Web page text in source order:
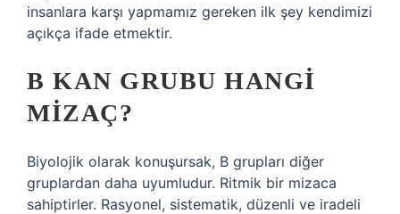
insanlara karşı yapmamız gereken ilk şey kendimizi
açıkça ifade etmektir.
B KAN GRUBU HANGI
MIZAÇ?
Biyolojik olarak konuşursak, B grupları diğer
gruplardan daha uyumludur. Ritmik bir mizaca
sahiptirler. Rasyonel, sistematik, düzenli ve iradeli